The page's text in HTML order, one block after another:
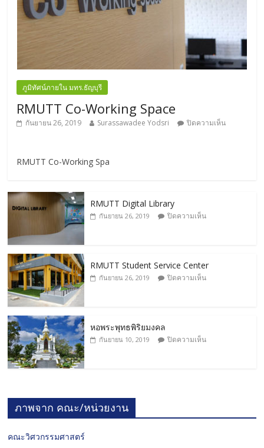
ภูมิทัศน์ภายใน มทร.ธัญบุรี
RMUTT Co-Working Space
กันยายน 26, 2019 Surassawadee Yodsri ปิดความเห็น
RMUTT Co-Working Spa
RMUTT Digital Library
กันยายน 26, 2019 ปิดความเห็น
RMUTT Student Service Center
กันยายน 26, 2019 ปิดความเห็น
หอพระพุทธพิริยมงคล
กันยายน 10, 2019 ปิดความเห็น
ภาพจาก คณะ/หน่วยงาน
คณะวิศวกรรมศาสตร์